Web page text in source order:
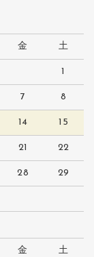
金 土
1
7 8
14 15
21 22
28 29
金 土